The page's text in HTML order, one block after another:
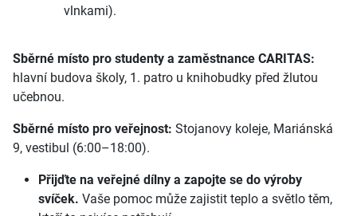
vlnkami).
Sběrné místo pro studenty a zaměstnance CARITAS:
hlavní budova školy, 1. patro u knihobudky před žlutou
učebnou.
Sběrné místo pro veřejnost: Stojanovy koleje, Mariánská
9, vestibul (6:00–18:00).
Přijďte na veřejné dílny a zapojte se do výroby
svíček. Vaše pomoc může zajistit teplo a světlo těm,